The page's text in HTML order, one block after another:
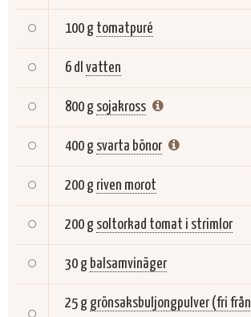
100 g tomatpuré
6 dl vatten
800 g sojakross
400 g svarta bönor
200 g riven morot
200 g soltorkad tomat i strimlor
30 g balsamvinäger
25 g grönsaksbuljongpulver (fri